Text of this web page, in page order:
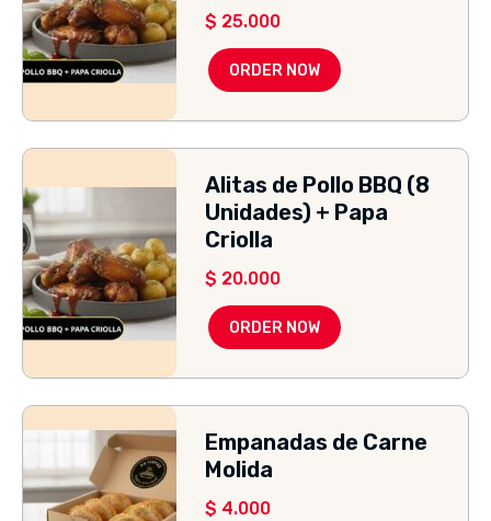
$ 25.000
ORDER NOW
Alitas de Pollo BBQ (8
Unidades) + Papa
Criolla
$ 20.000
ORDER NOW
Empanadas de Carne
Molida
$ 4.000